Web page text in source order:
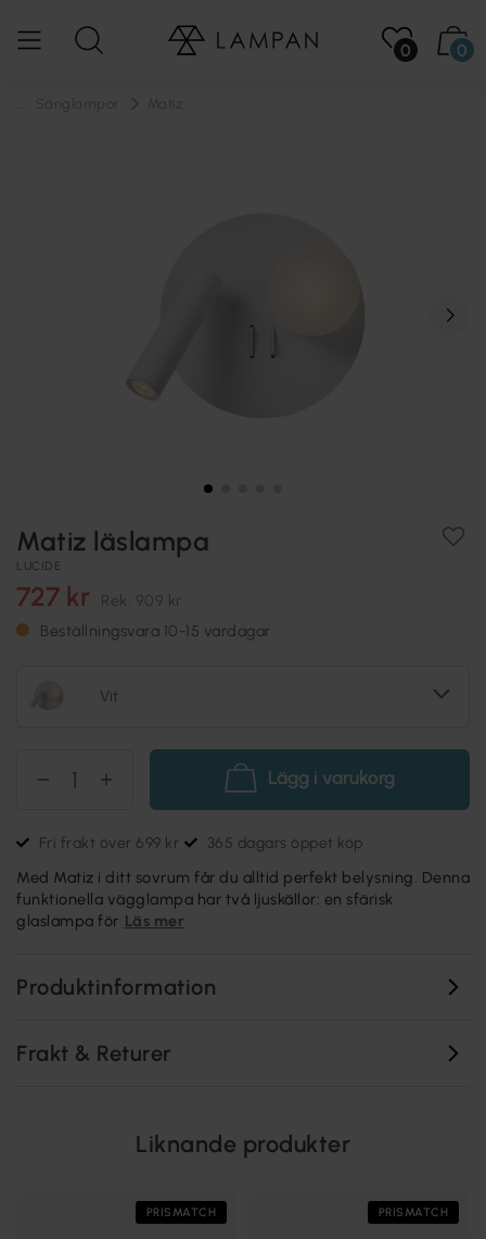
0 0
Matiz läslampa
LUCIDE
727 kr Rek. 909 kr
Beställningsvara 10-15 vardagar
Vit
Lägg i varukorg
Fri frakt över 699 kr 365 dagars öppet köp
Med Matiz i ditt sovrum får du alltid perfekt belysning. Denna
funktionella vägglampa har två ljuskällor: en sfärisk
glaslampa för Läs mer
Produktinformation
Frakt & Returer
Liknande produkter
PRISMATCH PRISMATCH